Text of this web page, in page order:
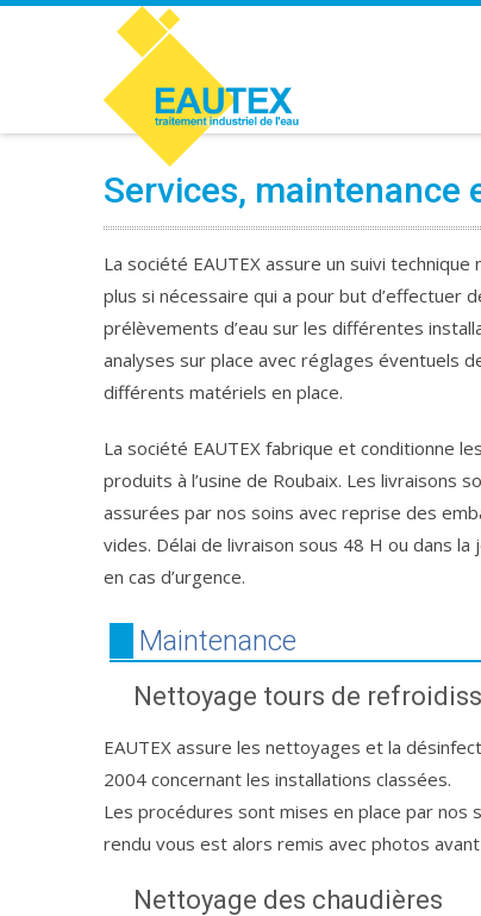
Services, maintenance
La société EAUTEX assure un suivi technique
plus si nécessaire qui a pour but d’effectuer
prélèvements d’eau sur les différentes
analyses sur place avec réglages éventuels
différents matériels en place.
La société EAUTEX fabrique et conditionne les
produits à l’usine de Roubaix. Les livraisons
assurées par nos soins avec reprise des
vides. Délai de livraison sous 48 H ou dans la
en cas d’urgence.
Maintenance
Nettoyage tours de
EAUTEX assure les nettoyages et la
2004 concernant les installations classées.
Les procédures sont mises en place par nos
rendu vous est alors remis avec photos
Nettoyage des chaudières